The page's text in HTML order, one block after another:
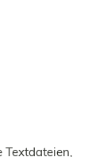
Textdateien,